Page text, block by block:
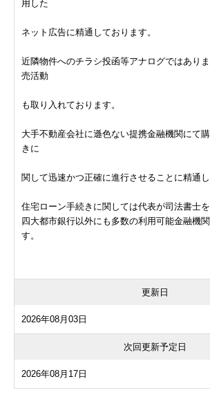
用した
ネット広告に精通しております。
近隣物件へのチラシ投函等アナログではあり
売活動
も取り入れております。
大手不動産会社に遜色ない提携金融機関にて
きに
関して迅速かつ正確に進行させることに精通し
住宅ローン手続きに関しては代表が司法書士
四大都市銀行以外にも多数の利用可能金融機
す。
更新日
2026年08月03日
次回更新予定日
2026年08月17日